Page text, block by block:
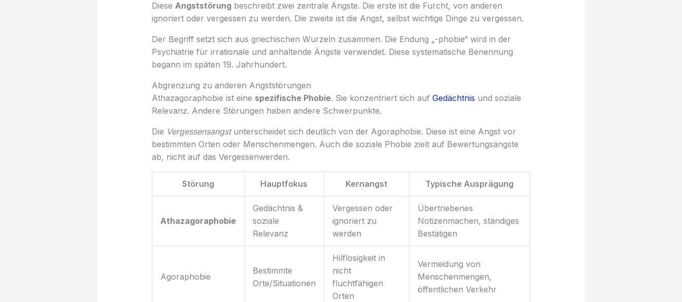
Diese Angststörungbeschreibt zwei zentrale Ängste. Die erste ist die Furcht, von anderen
ignoriert oder vergessen zu werden. Die zweite ist die Angst, selbst wichtige Dinge zu vergessen.
Der Begriff setzt sich aus griechischen Wurzeln zusammen. Die Endung „-phobie“ wird in der
Psychiatrie für irrationale und anhaltende Ängste verwendet. Diese systematische Benennung
begann im späten 19. Jahrhundert.
Abgrenzung zu anderen Angststörungen
Athazagoraphobie ist eine spezifische Phobie. Sie konzentriert sich auf Gedächtnis und soziale
Relevanz. Andere Störungen haben andere Schwerpunkte.
Die Vergessensangstunterscheidet sich deutlich von der Agoraphobie. Diese ist eine Angst vor
bestimmten Orten oder Menschenmengen. Auch die soziale Phobie zielt auf Bewertungsängste
ab, nicht auf das Vergessenwerden.
Störung Hauptfokus Kernangst Typische Ausprägung
Athazagoraphobie
Gedächtnis &
soziale
Relevanz
Vergessen oder
ignoriert zu
werden
Übertriebenes
Notizenmachen, ständiges
Bestätigen
Agoraphobie
Bestimmte
Orte/Situationen
Hilflosigkeit in
nicht
fluchtfähigen
Orten
Vermeidung von
Menschenmengen,
öffentlichen Verkehr